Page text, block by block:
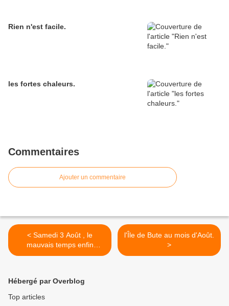
Rien n'est facile.
les fortes chaleurs.
Commentaires
Ajouter un commentaire
< Samedi 3 Août , le
mauvais temps enfin
revenu.
l'Île de Bute au mois d'Août.
>
Hébergé par Overblog
Top articles